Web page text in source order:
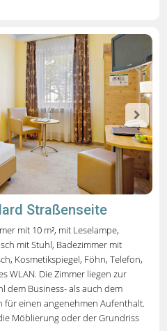
Straßenseite
mit 10 m², mit Leselampe,
mit Stuhl, Badezimmer mit
Kosmetikspiegel, Föhn, Telefon,
WLAN. Die Zimmer liegen zur
dem Business- als auch dem
für einen angenehmen Aufenthalt.
Möblierung oder der Grundriss